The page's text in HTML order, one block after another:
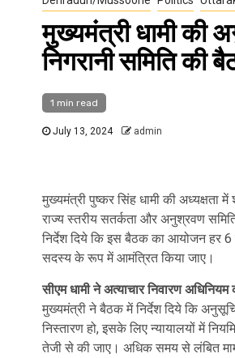
मुख्यमंत्री धामी की
निगरानी समिति की
1 min read
July 13, 2024 admin
मुख्यमंत्री पुष्कर सिंह धामी की अध्यक्षता
राज्य स्तरीय सतर्कता और अनुश्रवण
निर्देश दिये कि इस बैठक का आयोजन हर 6
सदस्य के रूप में आमंत्रित किया जाए।
सीएम धामी ने अत्याचार निवारण अधिनियम
मुख्यमंत्री ने बैठक में निर्देश दिये कि
निस्तारण हो, इसके लिए न्यायालयों में
तेजी से की जाए। अधिक समय से लंबित